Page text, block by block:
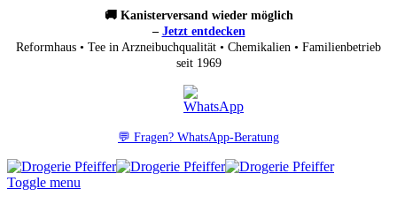
🚚 Kanisterversand wieder möglich
– Jetzt entdecken
Reformhaus • Tee in Arzneibuchqualität • Chemikalien • Familienbetrieb
seit 1969
💬 Fragen? WhatsApp-Beratung
Toggle menu